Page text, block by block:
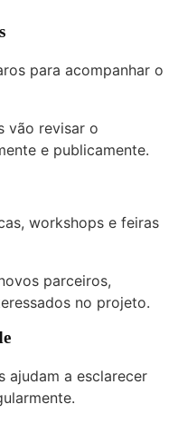
para acompanhar o
vão revisar o
e publicamente.
workshops e feiras
parceiros,
no projeto.
ajudam a esclarecer